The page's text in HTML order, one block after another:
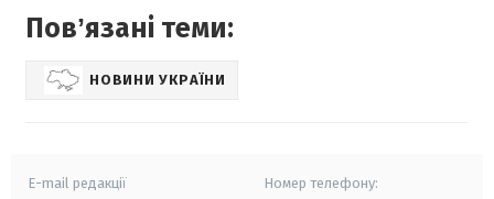
Повʼязані теми:
НОВИНИ УКРАЇНИ
E-mail редакції Номер телефону: